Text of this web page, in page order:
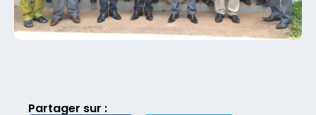
Partager sur :